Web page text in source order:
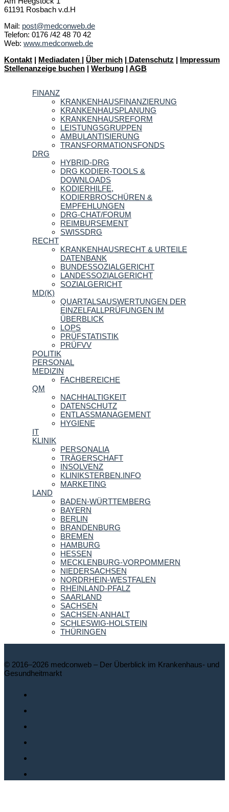
61191 Rosbach v.d.H
Mail: post@medconweb.de
Telefon: 0176 /42 48 70 42
Web: www.medconweb.de
Kontakt | Mediadaten | Über mich | Datenschutz | Impressum
Stellenanzeige buchen | Werbung | AGB
FINANZ
KRANKENHAUSFINANZIERUNG
KRANKENHAUSPLANUNG
KRANKENHAUSREFORM
LEISTUNGSGRUPPEN
AMBULANTISIERUNG
TRANSFORMATIONSFONDS
DRG
HYBRID-DRG
DRG KODIER-TOOLS &
DOWNLOADS
KODIERHILFE,
KODIERBROSCHÜREN &
EMPFEHLUNGEN
DRG-CHAT/FORUM
REIMBURSEMENT
SWISSDRG
RECHT
KRANKENHAUSRECHT & URTEILE
DATENBANK
BUNDESSOZIALGERICHT
LANDESSOZIALGERICHT
SOZIALGERICHT
MD(K)
QUARTALSAUSWERTUNGEN DER
EINZELFALLPRÜFUNGEN IM
ÜBERBLICK
LOPS
PRÜFSTATISTIK
PRÜFVV
POLITIK
PERSONAL
MEDIZIN
FACHBEREICHE
QM
NACHHALTIGKEIT
DATENSCHUTZ
ENTLASSMANAGEMENT
HYGIENE
IT
KLINIK
PERSONALIA
TRÄGERSCHAFT
INSOLVENZ
KLINIKSTERBEN.INFO
MARKETING
LAND
BADEN-WÜRTTEMBERG
BAYERN
BERLIN
BRANDENBURG
BREMEN
HAMBURG
HESSEN
MECKLENBURG-VORPOMMERN
NIEDERSACHSEN
NORDRHEIN-WESTFALEN
RHEINLAND-PFALZ
SAARLAND
SACHSEN
SACHSEN-ANHALT
SCHLESWIG-HOLSTEIN
THÜRINGEN
© 2016–2026 medconweb – Der Überblick im Krankenhaus- und
Gesundheitmarkt